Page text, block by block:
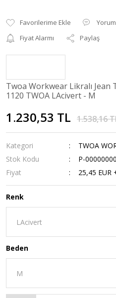
Fiyat Alarmı
Paylaş
Twoa Workwear Likralı
1120 TWOA LAcivert - M
1.230,53 TL 1.538,16
Kategori
TWOA
Stok Kodu
P-
Fiyat
25,45 EUR
Renk
Beden